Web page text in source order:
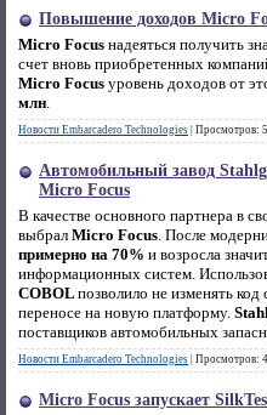
Повышение доходов Micro
Micro Focus надеяться получить
счет вновь приобретенных
Micro Focus уровень доходов от
млн.
Новости Embarcadero Technologies Просмотров:
Автомобильный завод
Micro Focus
В качестве основного партнера в
выбрал Micro Focus. После
примерно на 70% и возросла
информационных систем.
COBOL позволило не изменять
переносе на новую платформу.
поставщиков автомобильных
Новости Embarcadero Technologies Просмотров:
Micro Focus запускает